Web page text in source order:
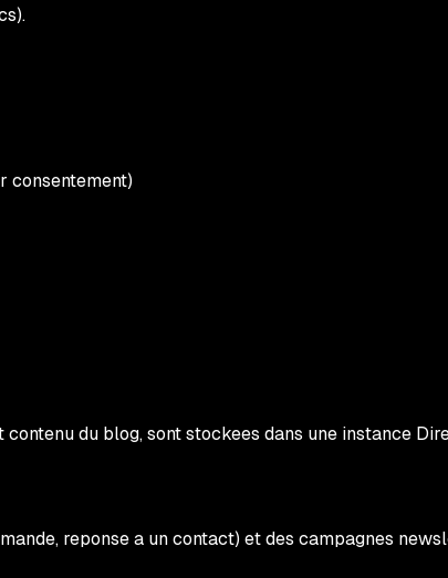
consentement)
du blog, sont stockees dans une instance
reponse a un contact) et des campagnes